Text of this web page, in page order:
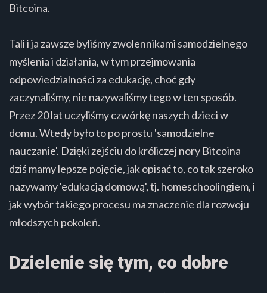
Bitcoina.
Tali i ja zawsze byliśmy zwolennikami samodzielnego
myślenia i działania, w tym przejmowania
odpowiedzialności za edukację, choć gdy
zaczynaliśmy, nie nazywaliśmy tego w ten sposób.
Przez 20 lat uczyliśmy czwórkę naszych dzieci w
domu. Wtedy było to po prostu 'samodzielne
nauczanie'. Dzięki zejściu do króliczej nory Bitcoina
dziś mamy lepsze pojęcie, jak opisać to, co tak szeroko
nazywamy 'edukacją domową', tj. homeschoolingiem, i
jak wybór takiego procesu ma znaczenie dla rozwoju
młodszych pokoleń.
Dzielenie się tym, co dobre